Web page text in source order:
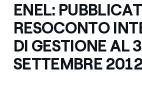
ENEL:
RESOCONTO
DI GESTIONE AL
SETTEMBRE 2012